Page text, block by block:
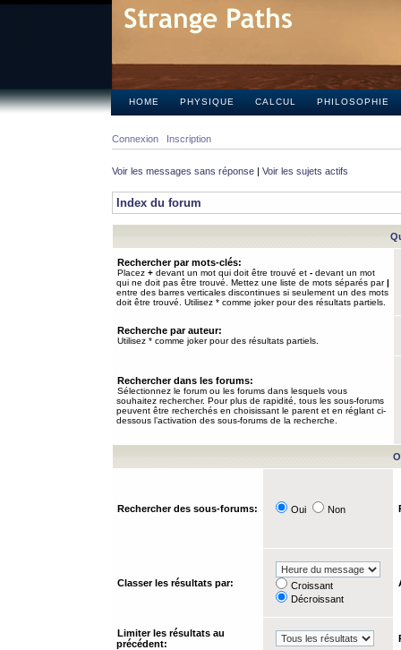
HOME PHYSIQUE CALCUL PHILOSOPHIE
Connexion Inscription
Voir les messages sans réponse | Voir les sujets actifs
Index du forum
Rechercher par mots-clés:
Placez + devant un mot qui doit être trouvé et - devant un mot
qui ne doit pas être trouvé. Mettez une liste de mots séparés par|
entre des barres verticales discontinues si seulement un des mots
doit être trouvé. Utilisez * comme joker pour des résultats partiels.
Recherche par auteur:
Utilisez * comme joker pour des résultats partiels.
Rechercher dans les forums:
Sélectionnez le forum ou les forums dans lesquels vous
souhaitez rechercher. Pour plus de rapidité, tous les sous-forums
peuvent être recherchés en choisissant le parent et en réglant ci-
dessous l’activation des sous-forums de la recherche.
Rechercher des sous-forums: Oui Non
Classer les résultats par:
Croissant
Décroissant
Limiter les résultats au
précédent: